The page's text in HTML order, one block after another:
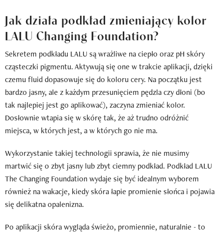
Jak działa podkład zmieniający kolor
LALU Changing Foundation?
Sekretem podkładu LALU są wrażliwe na ciepło oraz pH skóry
cząsteczki pigmentu. Aktywują się one w trakcie aplikacji, dzięki
czemu fluid dopasowuje się do koloru cery. Na początku jest
bardzo jasny, ale z każdym przesunięciem pędzla czy dłoni (bo
tak najlepiej jest go aplikować), zaczyna zmieniać kolor.
Dosłownie wtapia się w skórę tak, że aż trudno odróżnić
miejsca, w których jest, a w których go nie ma.
Wykorzystanie takiej technologii sprawia, że nie musimy
martwić się o zbyt jasny lub zbyt ciemny podkład. Podkład LALU
The Changing Foundation wydaje się być idealnym wyborem
również na wakacje, kiedy skóra łapie promienie słońca i pojawia
się delikatna opalenizna.
Po aplikacji skóra wygląda świeżo, promiennie, naturalnie - to